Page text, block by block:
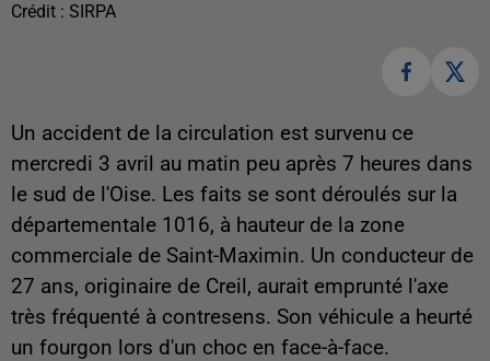
Crédit : SIRPA
Un accident de la circulation est survenu ce
mercredi 3 avril au matin peu après 7 heures dans
le sud de l'Oise. Les faits se sont déroulés sur la
départementale 1016, à hauteur de la zone
commerciale de Saint-Maximin. Un conducteur de
27 ans, originaire de Creil, aurait emprunté l'axe
très fréquenté à contresens. Son véhicule a heurté
un fourgon lors d'un choc en face-à-face.